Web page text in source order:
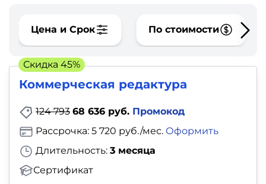
Цена и Срок По стоимости
Коммерческая редактура
124 793 68 636 руб. Промокод
Длительность: 3 месяца
Сертификат
Рассрочка: 5 720 руб./мес. Оформить
Скидка 45%
фото,
аудио
Маркетинг
Иностранный
язык
Для
детей